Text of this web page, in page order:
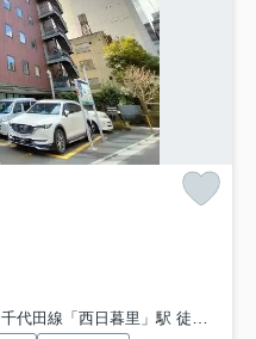
千代田線「西日暮里」駅 徒歩2分